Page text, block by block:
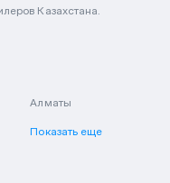
Казахстана.
Алматы
Показать еще